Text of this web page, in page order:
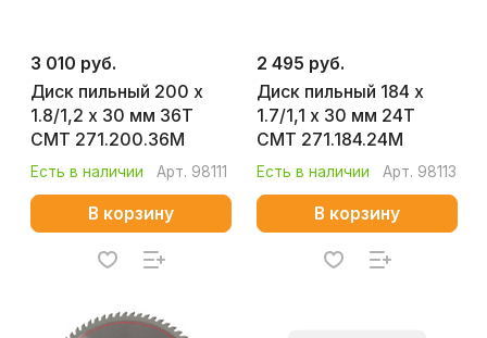
3 010 руб.
Диск пильный 200 x
1.8/1,2 х 30 мм 36T
CMT 271.200.36M
Есть в наличии Арт. 98111
В корзину
2 495 руб.
Диск пильный 184 x
1.7/1,1 х 30 мм 24T
CMT 271.184.24M
Есть в наличии Арт. 98113
В корзину